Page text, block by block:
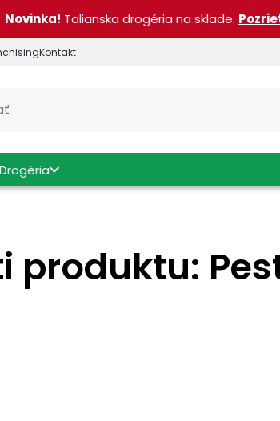
Novinka! Talianska drogéria na sklade.
Kontakt
Drogéria